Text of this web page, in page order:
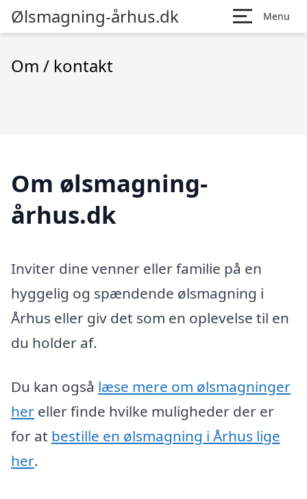
Ølsmagning-århus.dk Menu
Om / kontakt
Om ølsmagning-
århus.dk
Inviter dine venner eller familie på en
hyggelig og spændende ølsmagning i
Århus eller giv det som en oplevelse til en
du holder af.
Du kan også læse mere om ølsmagninger
her eller finde hvilke muligheder der er
for at bestille en ølsmagning i Århus lige
her.